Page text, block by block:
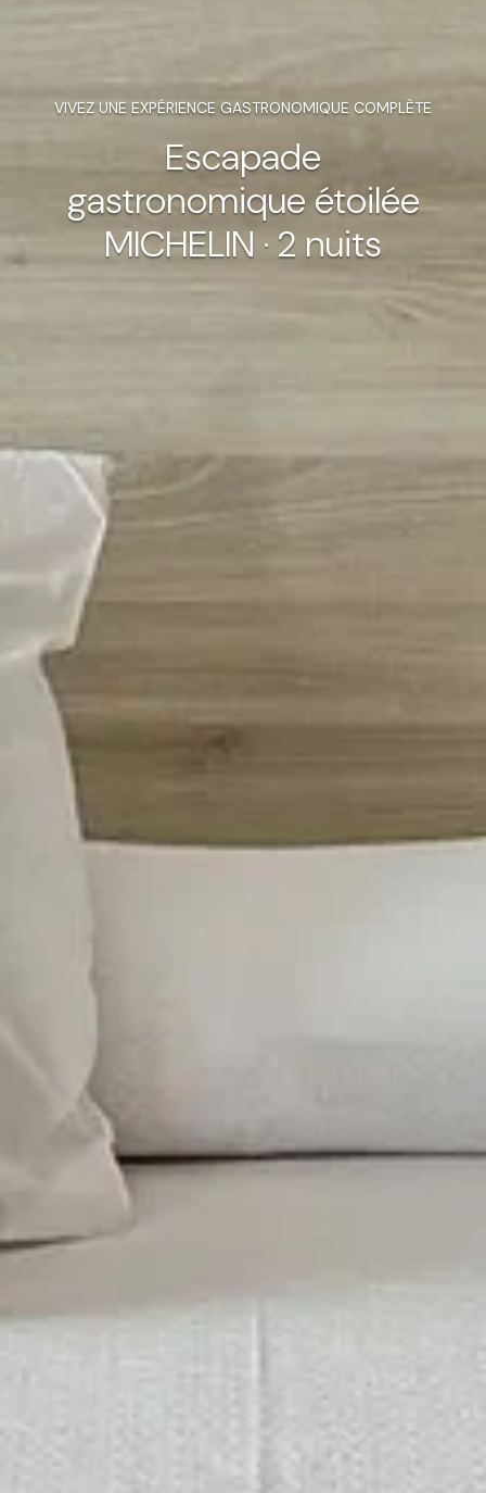
VIVEZ UNE EXPÉRIENCE GASTRONOMIQUE COMPLÈTE
Escapade
gastronomique étoilée
MICHELIN · 2 nuits